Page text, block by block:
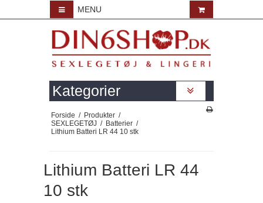
MENU
Kategorier
Forside / Produkter /
SEXLEGETØJ / Batterier /
Lithium Batteri LR 44 10 stk
Lithium Batteri LR 44
10 stk